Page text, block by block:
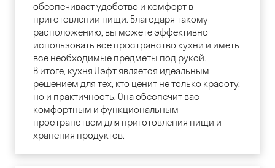
обеспечивает удобство и комфорт в
приготовлении пищи. Благодаря такому
расположению, вы можете эффективно
использовать все пространство кухни и иметь
все необходимые предметы под рукой.
В итоге, кухня Лэфт является идеальным
решением для тех, кто ценит не только красоту,
но и практичность. Она обеспечит вас
комфортным и функциональным
пространством для приготовления пищи и
хранения продуктов.